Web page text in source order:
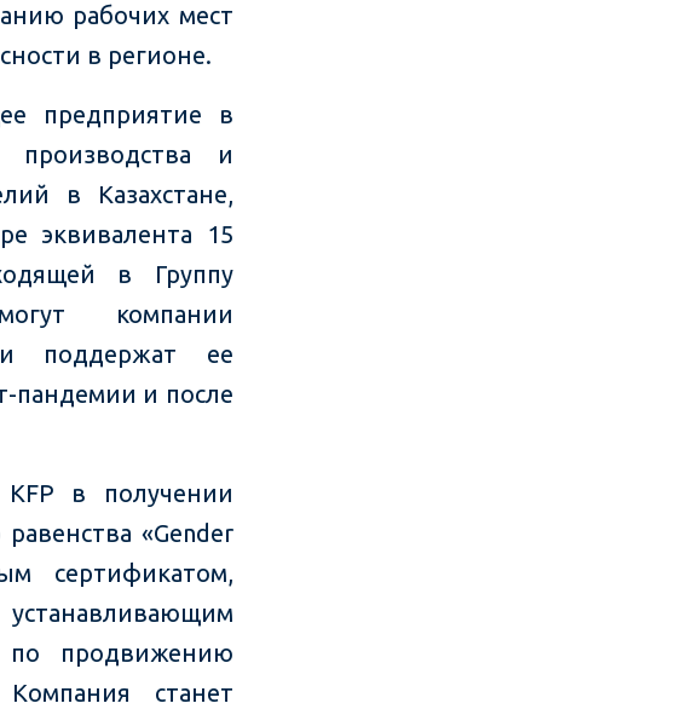
рабочих мест
в регионе.
предприятие в
производства и
в Казахстане,
эквивалента 15
в Группу
компании
и поддержат ее
пандемии и после
KFP в получении
«Gender
сертификатом,
по продвижению
станет